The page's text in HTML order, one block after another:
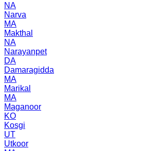
NA
Narva
MA
Makthal
NA
Narayanpet
DA
Damaragidda
MA
Marikal
MA
Maganoor
KO
Kosgi
UT
Utkoor